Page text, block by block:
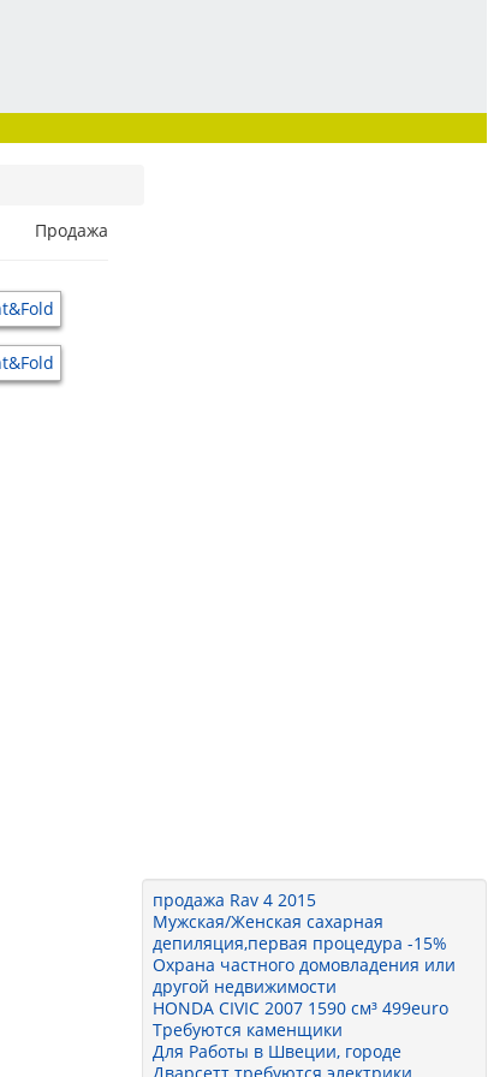
Продажа
продажа Rav 4 2015
Мужская/Женская сахарная
депиляция,первая процедура -15%
Охрана частного домовладения или
другой недвижимости
HONDA CIVIC 2007 1590 см³ 499euro
Требуются каменщики
Для Работы в Швеции, городе